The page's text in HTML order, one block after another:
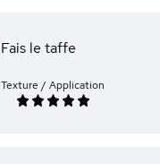
Fais le taffe
Texture / Application